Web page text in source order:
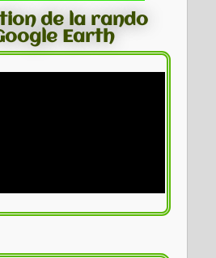
de la rando
Earth